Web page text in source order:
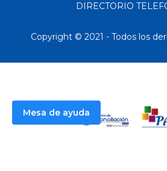
Mesa de ayuda
DIRECTORIO
Copyright © 2021 - Todos los